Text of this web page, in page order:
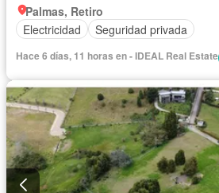
Palmas, Retiro
Electricidad
Seguridad privada
Hace 6 días, 11 horas en - IDEAL Real Estate